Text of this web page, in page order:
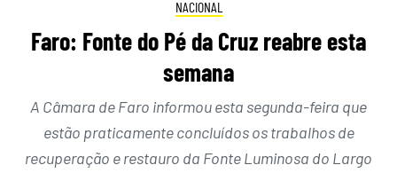
NACIONAL
Faro: Fonte do Pé da Cruz reabre esta
semana
A Câmara de Faro informou esta segunda-feira que
estão praticamente concluídos os trabalhos de
recuperação e restauro da Fonte Luminosa do Largo